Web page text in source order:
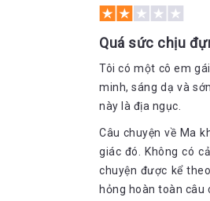
Quá sức chịu
Tôi có một cô em
minh, sáng dạ và
này là địa ngục.
Câu chuyện về Ma
giác đó. Không có
chuyện được kể
hỏng hoàn toàn câu